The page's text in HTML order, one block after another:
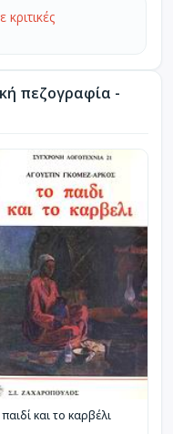
πεζογραφία -
και το καρβέλι